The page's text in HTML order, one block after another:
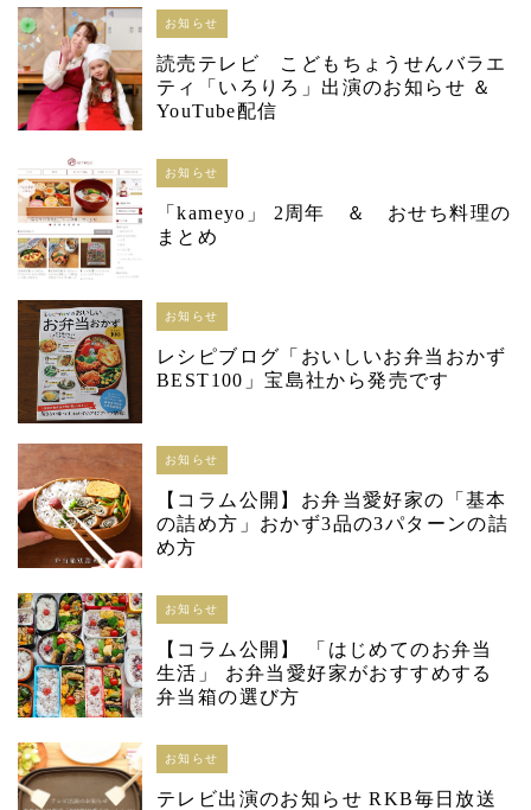
お知らせ
読売テレビ こどもちょうせんバラエ
ティ「いろりろ」出演のお知らせ ＆
YouTube配信
お知らせ
「kameyo」 2周年 ＆ おせち料理の
まとめ
お知らせ
レシピブログ「おいしいお弁当おかず
BEST100」宝島社から発売です
お知らせ
【コラム公開】お弁当愛好家の「基本
の詰め方」おかず3品の3パターンの詰
め方
お知らせ
【コラム公開】 「はじめてのお弁当
生活」 お弁当愛好家がおすすめする
弁当箱の選び方
お知らせ
テレビ出演のお知らせ RKB毎日放送